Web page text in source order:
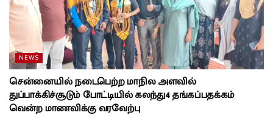
NEWS
சென்னையில் நடைபெற்ற மாநில அளவில்
துப்பாக்கிச்சூடும் போட்டியில் கலந்து4 தங்கப்பதக்கம்
வென்ற மாணவிக்கு வரவேற்பு